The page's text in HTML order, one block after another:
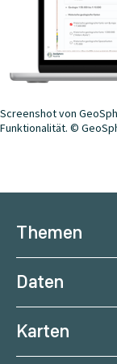
Screenshot von
Funktionalität. ©
Themen
Klima
Daten
Datenzentrum
Karten